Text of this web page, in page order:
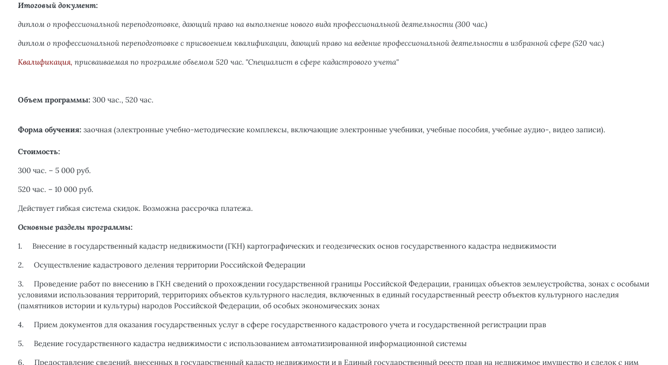
Итоговый документ:
диплом о профессиональной переподготовке, дающий право на выполнение нового вида профессиональной деятельности (300 час.)
диплом о профессиональной переподготовке с присвоением квалификации, дающий право на ведение профессиональной деятельности в избранной сфере (520 час.)
Квалификация, присваиваемая по программе объемом 520 час. "Специалист в сфере кадастрового учета"
Объем программы: 300 час., 520 час.
Форма обучения: заочная (электронные учебно-методические комплексы, включающие электронные учебники, учебные пособия, учебные аудио-, видео записи).
Стоимость:
300 час. – 5 000 руб.
520 час. – 10 000 руб.
Действует гибкая система скидок. Возможна рассрочка платежа.
Основные разделы программы:
1. Внесение в государственный кадастр недвижимости (ГКН) картографических и геодезических основ государственного кадастра недвижимости
2. Осуществление кадастрового деления территории Российской Федерации
3. Проведение работ по внесению в ГКН сведений о прохождении государственной границы Российской Федерации, границах объектов землеустройства, зонах с особыми
условиями использования территорий, территориях объектов культурного наследия, включенных в единый государственный реестр объектов культурного наследия
(памятников истории и культуры) народов Российской Федерации, об особых экономических зонах
4. Прием документов для оказания государственных услуг в сфере государственного кадастрового учета и государственной регистрации прав
5. Ведение государственного кадастра недвижимости с использованием автоматизированной информационной системы
6. Предоставление сведений, внесенных в государственный кадастр недвижимости и в Единый государственный реестр прав на недвижимое имущество и сделок с ним